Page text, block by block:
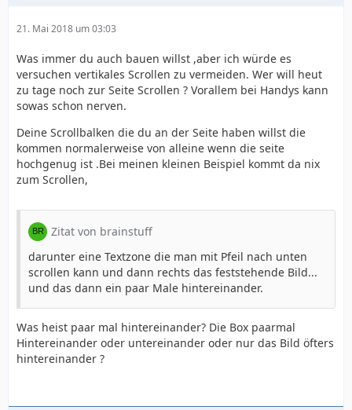
21. Mai 2018 um 03:03
Was immer du auch bauen willst ,aber ich würde es
versuchen vertikales Scrollen zu vermeiden. Wer will heut
zu tage noch zur Seite Scrollen ? Vorallem bei Handys kann
sowas schon nerven.
Deine Scrollbalken die du an der Seite haben willst die
kommen normalerweise von alleine wenn die seite
hochgenug ist .Bei meinen kleinen Beispiel kommt da nix
zum Scrollen,
Zitat von brainstuff
darunter eine Textzone die man mit Pfeil nach unten
scrollen kann und dann rechts das feststehende Bild...
und das dann ein paar Male hintereinander.
Was heist paar mal hintereinander? Die Box paarmal
Hintereinander oder untereinander oder nur das Bild öfters
hintereinander ?